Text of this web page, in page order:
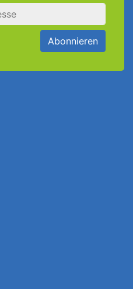
Abonnieren